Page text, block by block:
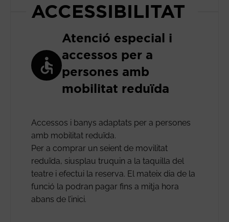
ACCESSIBILITAT
Atenció especial i
accessos per a
persones amb
mobilitat reduïda
Accessos i banys adaptats per a persones
amb mobilitat reduïda.
Per a comprar un seient de movilitat
reduïda, siusplau truquin a la taquilla del
teatre i efectui la reserva. El mateix dia de la
funció la podran pagar fins a mitja hora
abans de l’inici.